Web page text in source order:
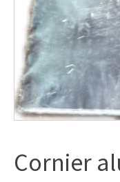
Cornier